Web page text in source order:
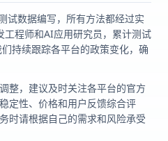
试数据编写，所有方法都经过实
工程师和AI应用研究员，累计测试
持续跟踪各平台的政策变化，确
整，建议及时关注各平台的官方
定性、价格和用户反馈综合评
时请根据自己的需求和风险承受